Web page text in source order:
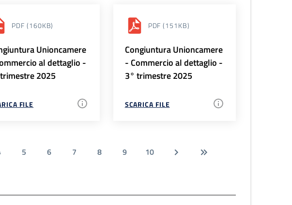
PDF (160KB)
Unioncamere
al dettaglio -
2025
FILE
PDF (151KB)
Congiuntura Unioncamere
- Commercio al dettaglio -
3° trimestre 2025
SCARICA FILE
5 6 7 8 9 10